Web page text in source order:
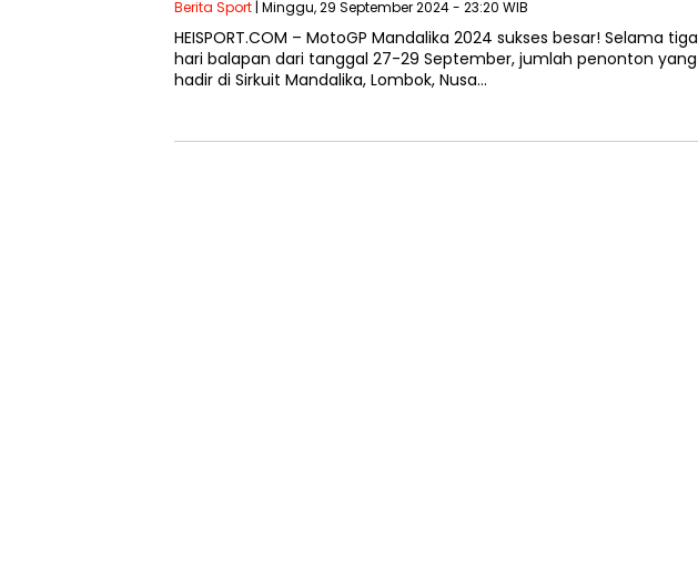
Berita Sport | Minggu, 29 September 2024 - 23:20 WIB
HEISPORT.COM – MotoGP Mandalika 2024 sukses besar! Selama tiga
hari balapan dari tanggal 27-29 September, jumlah penonton yang
hadir di Sirkuit Mandalika, Lombok, Nusa…